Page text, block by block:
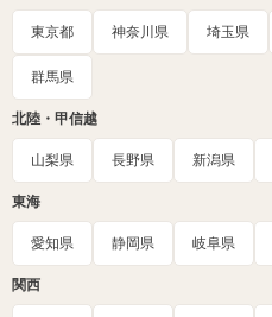
東京都 神奈川県 埼玉県
群馬県
北陸・甲信越
山梨県 長野県 新潟県
東海
愛知県 静岡県 岐阜県
関西